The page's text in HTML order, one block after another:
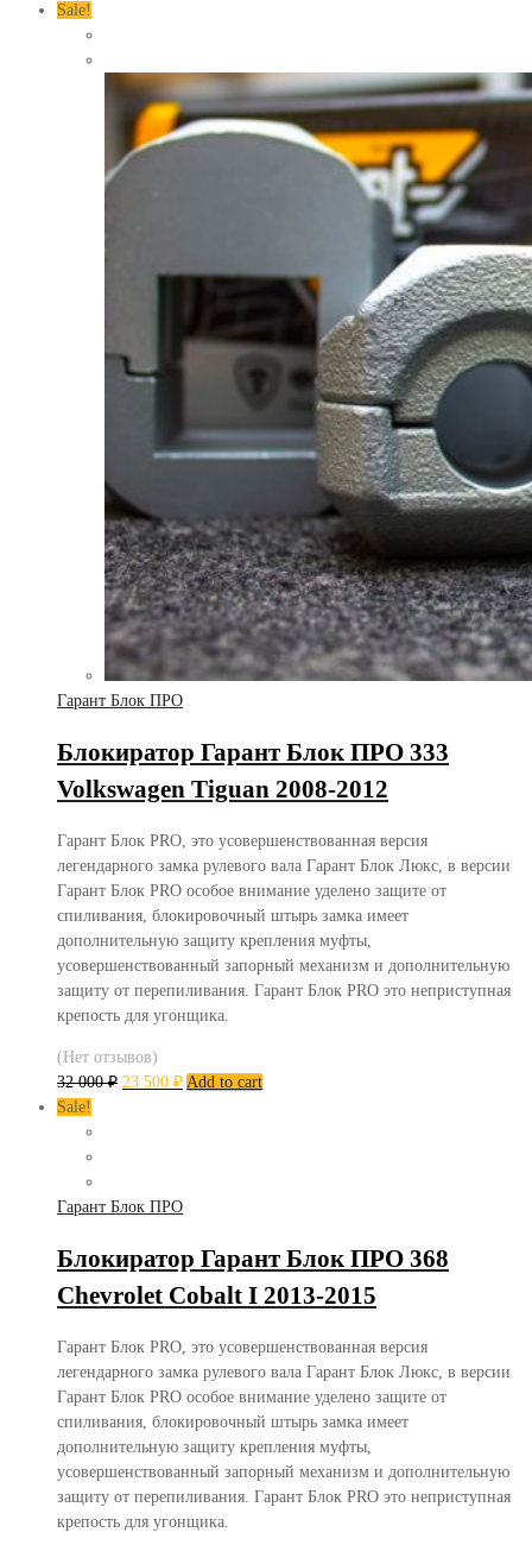
Sale!
Гарант Блок ПРО
Блокиратор Гарант Блок ПРО 333
Volkswagen Tiguan 2008-2012
Гарант Блок PRO, это усовершенствованная версия
легендарного замка рулевого вала Гарант Блок Люкс, в версии
Гарант Блок PRO особое внимание уделено защите от
спиливания, блокировочный штырь замка имеет
дополнительную защиту крепления муфты,
усовершенствованный запорный механизм и дополнительную
защиту от перепиливания. Гарант Блок PRO это неприступная
крепость для угонщика.
(Нет отзывов)
32 000₽ 23 500 ₽ Add to cart
Sale!
Гарант Блок ПРО
Блокиратор Гарант Блок ПРО 368
Chevrolet Cobalt I 2013-2015
Гарант Блок PRO, это усовершенствованная версия
легендарного замка рулевого вала Гарант Блок Люкс, в версии
Гарант Блок PRO особое внимание уделено защите от
спиливания, блокировочный штырь замка имеет
дополнительную защиту крепления муфты,
усовершенствованный запорный механизм и дополнительную
защиту от перепиливания. Гарант Блок PRO это неприступная
крепость для угонщика.